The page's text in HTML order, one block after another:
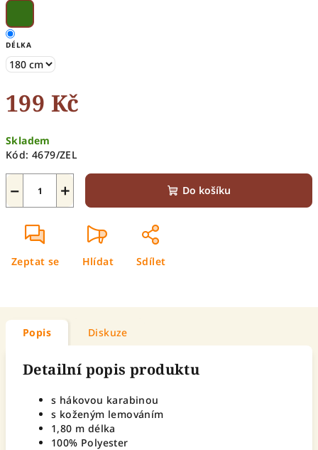
DÉLKA
199 Kč
cena:
Skladem
Kód: 4679/ZEL
+
− Do košíku
Zeptat se Hlídat Sdílet
Popis Diskuze
Detailní popis produktu
s hákovou karabinou
s koženým lemováním
1,80 m délka
100% Polyester